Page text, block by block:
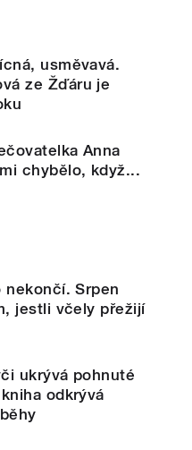
usměvavá.
ze Žďáru je
Anna
chybělo, když...
nekončí. Srpen
jestli včely přežijí
ukrývá pohnuté
odkrývá